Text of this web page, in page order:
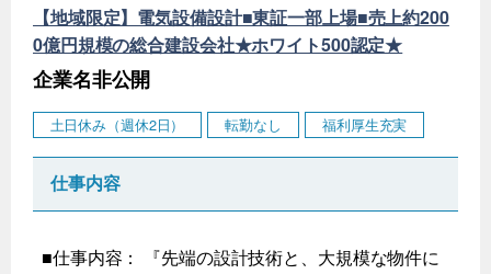
【地域限定】電気設備設計■東証一部上場■売上約200
0億円規模の総合建設会社★ホワイト500認定★
企業名非公開
土日休み（週休2日） 転勤なし 福利厚生充実
仕事内容
■仕事内容： 『先端の設計技術と、大規模な物件に